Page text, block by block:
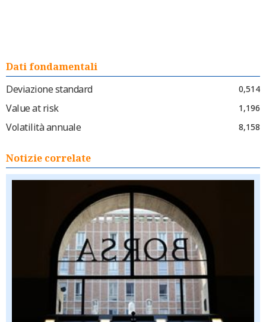
Dati fondamentali
Deviazione standard
0,514
Value at risk 1,196
Volatilità annuale 8,158
Notizie correlate